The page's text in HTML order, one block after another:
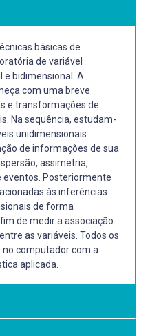
básicas de
de variável
bidimensional. A
com uma breve
e transformações de
Na sequência, estudam-
unidimensionais
de informações de sua
assimetria,
eventos. Posteriormente
às inferências
de forma
de medir a associação
as variáveis. Todos os
computador com a
aplicada.